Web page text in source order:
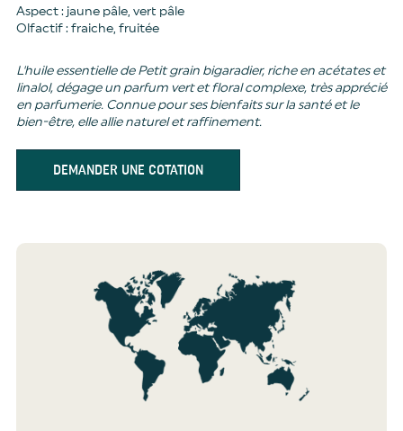
Aspect : jaune pâle, vert pâle
Olfactif : fraiche, fruitée
L'huile essentielle de Petit grain bigaradier, riche en acétates et
linalol, dégage un parfum vert et floral complexe, très apprécié
en parfumerie. Connue pour ses bienfaits sur la santé et le
bien-être, elle allie naturel et raffinement.
DEMANDER UNE COTATION